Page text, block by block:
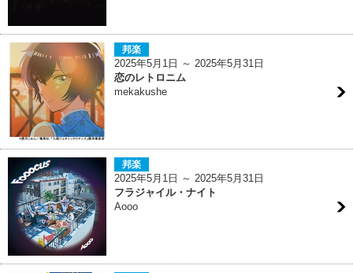
邦楽
2025年5月1日 ～ 2025年5月31日
恋のレトロニム
mekakushe
邦楽
2025年5月1日 ～ 2025年5月31日
フラジャイル・ナイト
Aooo